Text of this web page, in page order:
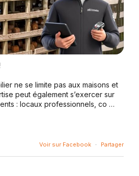
ne se limite pas aux maisons et
peut également s’exercer sur
: locaux professionnels, co …
Voir sur Facebook · Partager